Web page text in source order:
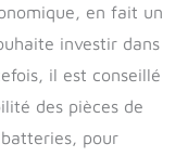
en fait un
investir dans
il est conseillé
des pièces de
pour